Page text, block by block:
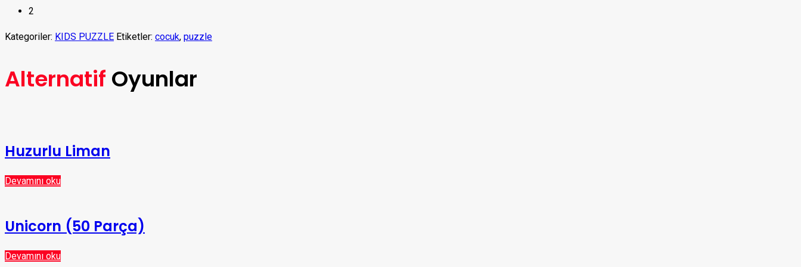
2
Kategoriler: KIDS PUZZLE Etiketler: cocuk, puzzle
Alternatif Oyunlar
Huzurlu Liman
Devamını oku
Unicorn (50 Parça)
Devamını oku